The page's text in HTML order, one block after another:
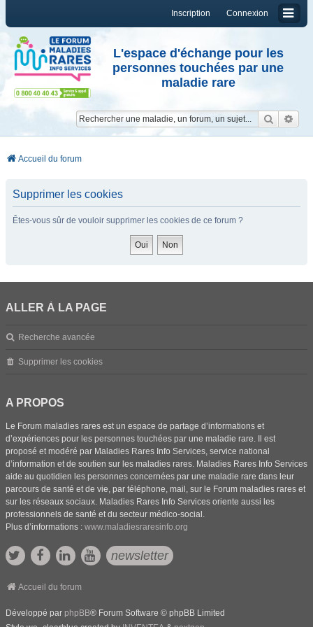
Connexion
Inscription
L'espace d'échange pour les
personnes touchées par une
maladie rare
Accueil du forum
Supprimer les cookies
Êtes-vous sûr de vouloir supprimer les cookies de ce forum ?
ALLER À LA PAGE
Recherche avancée
Supprimer les cookies
A PROPOS
Le Forum maladies rares est un espace de partage d’informations et
d’expériences pour les personnes touchées par une maladie rare. Il est
proposé et modéré par Maladies Rares Info Services, service national
d’information et de soutien sur les maladies rares. Maladies Rares Info Services
aide au quotidien les personnes concernées par une maladie rare dans leur
parcours de santé et de vie, par téléphone, mail, sur le Forum maladies rares et
sur les réseaux sociaux. Maladies Rares Info Services oriente aussi les
professionnels de santé et du secteur médico-social.
Plus d’informations : www.maladiesraresinfo.org
newsletter
Accueil du forum
Développé par phpBB® Forum Software © phpBB Limited